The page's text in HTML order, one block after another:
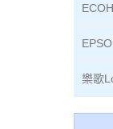
樂歌